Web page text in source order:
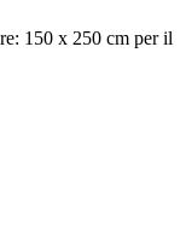
150 x 250 cm per il